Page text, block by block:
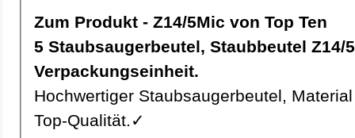
Zum Produkt - Z14/5Mic von Top Ten
5 Staubsaugerbeutel, Staubbeutel Z14/5Mic pro
Verpackungseinheit.
Hochwertiger Staubsaugerbeutel,
Top-Qualität.✓